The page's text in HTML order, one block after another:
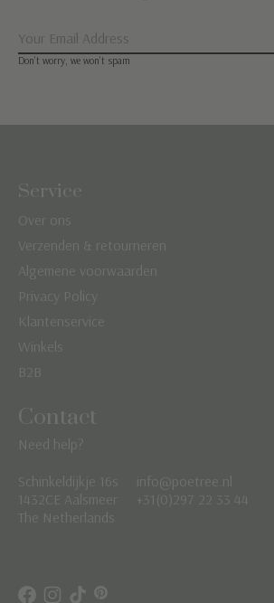
Don’t worry, we won’t spam
Service
Over ons
Verzenden & retourneren
Algemene voorwaarden
Privacy Policy
Klantenservice
Winkels
B2B
Contact
Need help?
Schinkeldijkje 16s
1432CE Aalsmeer
The Netherlands
info@poetree.nl
+31(0)297 22 33 44
Nederlands